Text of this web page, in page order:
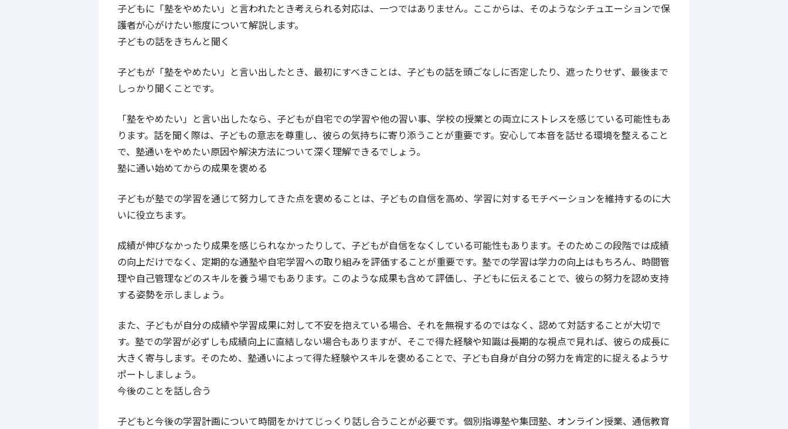
子どもに「塾をやめたい」と言われたとき考えられる対応は、一つではありません。ここからは、そのようなシチュエーションで保
護者が心がけたい態度について解説します。
子どもの話をきちんと聞く
子どもが「塾をやめたい」と言い出したとき、最初にすべきことは、子どもの話を頭ごなしに否定したり、遮ったりせず、最後まで
しっかり聞くことです。
「塾をやめたい」と言い出したなら、子どもが自宅での学習や他の習い事、学校の授業との両立にストレスを感じている可能性もあ
ります。話を聞く際は、子どもの意志を尊重し、彼らの気持ちに寄り添うことが重要です。安心して本音を話せる環境を整えること
で、塾通いをやめたい原因や解決方法について深く理解できるでしょう。
塾に通い始めてからの成果を褒める
子どもが塾での学習を通じて努力してきた点を褒めることは、子どもの自信を高め、学習に対するモチベーションを維持するのに大
いに役立ちます。
成績が伸びなかったり成果を感じられなかったりして、子どもが自信をなくしている可能性もあります。そのためこの段階では成績
の向上だけでなく、定期的な通塾や自宅学習への取り組みを評価することが重要です。塾での学習は学力の向上はもちろん、時間管
理や自己管理などのスキルを養う場でもあります。このような成果も含めて評価し、子どもに伝えることで、彼らの努力を認め支持
する姿勢を示しましょう。
また、子どもが自分の成績や学習成果に対して不安を抱えている場合、それを無視するのではなく、認めて対話することが大切で
す。塾での学習が必ずしも成績向上に直結しない場合もありますが、そこで得た経験や知識は長期的な視点で見れば、彼らの成長に
大きく寄与します。そのため、塾通いによって得た経験やスキルを褒めることで、子ども自身が自分の努力を肯定的に捉えるようサ
ポートしましょう。
今後のことを話し合う
子どもと今後の学習計画について時間をかけてじっくり話し合うことが必要です。個別指導塾や集団塾、オンライン授業、通信教育